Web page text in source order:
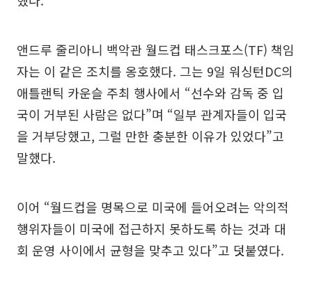
앤드루 줄리아니 백악관 월드컵 태스크포스(TF) 책임
자는 이 같은 조치를 옹호했다. 그는 9일 워싱턴DC의
애틀랜틱 카운슬 주최 행사에서 “선수와 감독 중 입
국이 거부된 사람은 없다”며 “일부 관계자들이 입국
을 거부당했고, 그럴 만한 충분한 이유가 있었다”고
말했다.
이어 “월드컵을 명목으로 미국에 들어오려는 악의적
행위자들이 미국에 접근하지 못하도록 하는 것과 대
회 운영 사이에서 균형을 맞추고 있다”고 덧붙였다.